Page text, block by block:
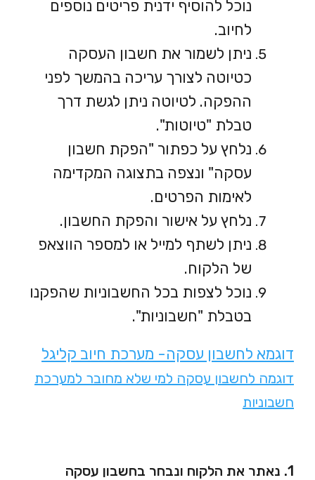
נוכל להוסיף ידנית פריטים נוספים
לחיוב.
ניתן לשמור את חשבון העסקה
כטיוטה לצורך עריכה בהמשך לפני
ההפקה. לטיוטה ניתן לגשת דרך
טבלת "טיוטות".
נלחץ על כפתור "הפקת חשבון
עסקה" ונצפה בתצוגה המקדימה
לאימות הפרטים.
נלחץ על אישור והפקת החשבון.
ניתן לשתף למייל או למספר הווצאפ
של הלקוח.
נוכל לצפות בכל החשבוניות שהפקנו
בטבלת "חשבוניות".
דוגמא לחשבון עסקה- מערכת חיוב קליגל
דוגמה לחשבון עסקה למי שלא מחובר למערכת
חשבוניות
1. נאתר את הלקוח ונבחר בחשבון עסקה